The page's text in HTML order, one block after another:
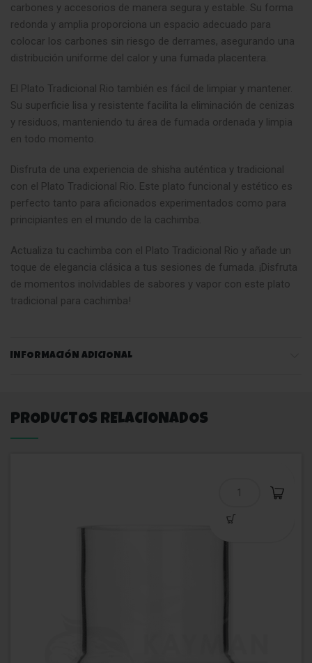
carbones y accesorios de manera segura y estable. Su forma
redonda y amplia proporciona un espacio adecuado para
colocar los carbones sin riesgo de derrames, asegurando una
distribución uniforme del calor y una fumada placentera.
El Plato Tradicional Rio también es fácil de limpiar y mantener.
Su superficie lisa y resistente facilita la eliminación de cenizas
y residuos, manteniendo tu área de fumada ordenada y limpia
en todo momento.
Disfruta de una experiencia de shisha auténtica y tradicional
con el Plato Tradicional Rio. Este plato funcional y estético es
perfecto tanto para aficionados experimentados como para
principiantes en el mundo de la cachimba.
Actualiza tu cachimba con el Plato Tradicional Rio y añade un
toque de elegancia clásica a tus sesiones de fumada. ¡Disfruta
de momentos inolvidables de sabores y vapor con este plato
tradicional para cachimba!
INFORMACIÓN ADICIONAL
PRODUCTOS RELACIONADOS